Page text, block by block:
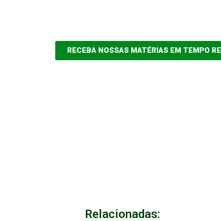
RECEBA NOSSAS MATÉRIAS EM TEMPO
Relacionadas: